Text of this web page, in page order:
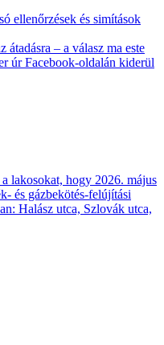
ellenőrzések és simítások
– a válasz ma este
úr Facebook-oldalán kiderül
lakosokat, hogy 2026. május
és gázbekötés-felújítási
Halász utca, Szlovák utca,